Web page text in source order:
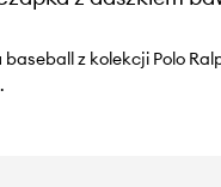
z kolekcji Polo